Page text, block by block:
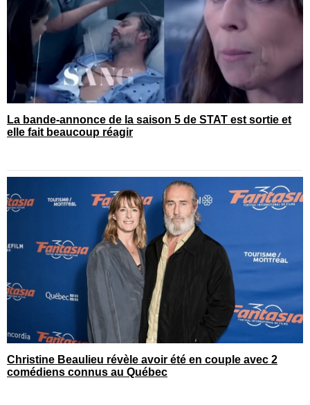
La bande-annonce de la saison 5 de STAT est sortie et
elle fait beaucoup réagir
Christine Beaulieu révèle avoir été en couple avec 2
comédiens connus au Québec